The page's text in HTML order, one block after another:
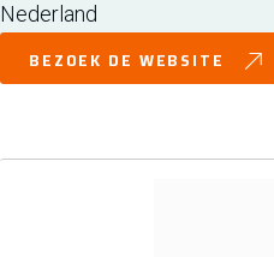
Nederland
BEZOEK DE WEBSITE